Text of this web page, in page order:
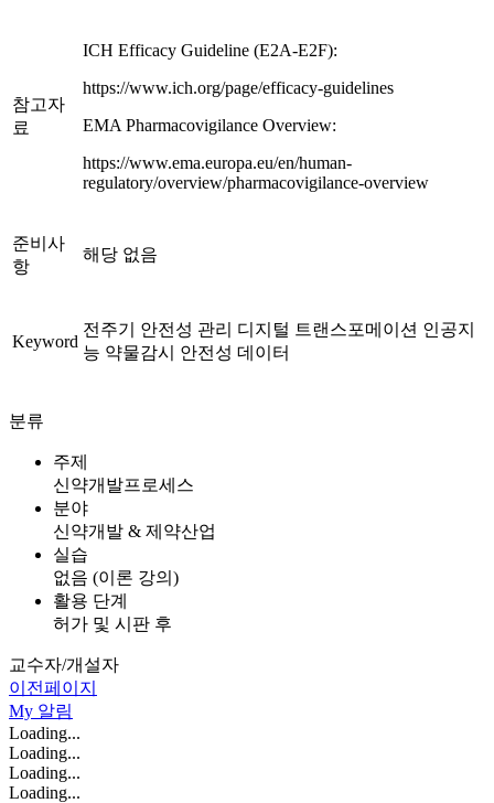
참고자
료
ICH Efficacy Guideline (E2A-E2F):
https://www.ich.org/page/efficacy-guidelines
EMA Pharmacovigilance Overview:
https://www.ema.europa.eu/en/human-
regulatory/overview/pharmacovigilance-overview
준비사
항
해당 없음
Keyword
전주기 안전성 관리 디지털 트랜스포메이션 인공지
능 약물감시 안전성 데이터
분류
주제
신약개발프로세스
분야
신약개발 & 제약산업
실습
없음 (이론 강의)
활용 단계
허가 및 시판 후
교수자/개설자
이전페이지
My 알림
Loading...
Loading...
Loading...
Loading...